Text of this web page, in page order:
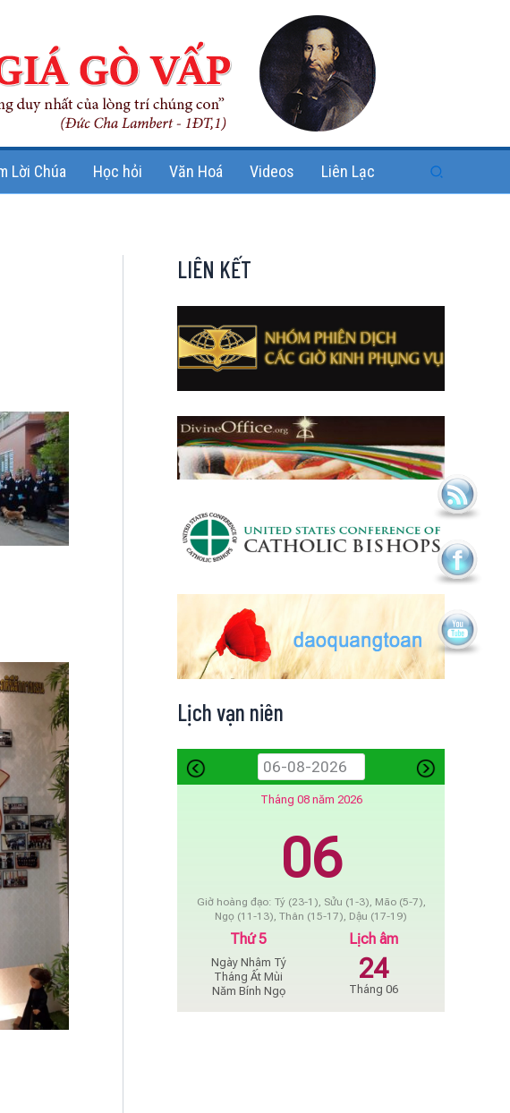
Lời Chúa Học hỏi Văn Hoá Videos Liên Lạc Search
LIÊN KẾT
Lịch vạn niên
Tháng 08 năm 2026
06
Giờ hoàng đạo: Tý (23-1), Sửu (1-3), Mão (5-7),
Ngọ (11-13), Thân (15-17), Dậu (17-19)
Thứ 5
Ngày Nhâm Tý
Tháng Ất Mùi
Năm Bính Ngọ
Lịch âm
24
Tháng 06